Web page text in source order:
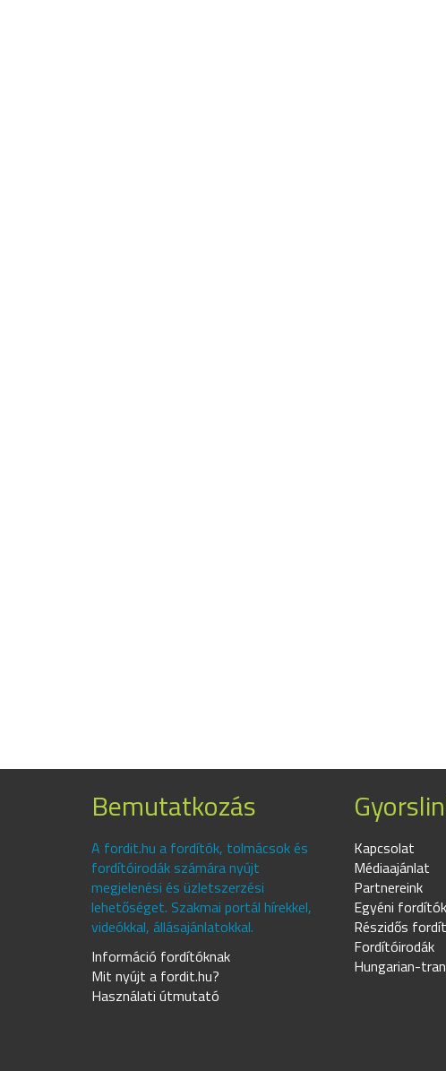
Bemutatkozás
A fordit.hu a fordítók, tolmácsok és
fordítóirodák számára nyújt
megjelenési és üzletszerzési
lehetőséget. Szakmai portál hírekkel,
videókkal, állásajánlatokkal.
Információ fordítóknak
Mit nyújt a fordit.hu?
Használati útmutató
Kapcsolat
Médiaajánlat
Partnereink
Egyéni fordítók
Részidős
Fordítóirodák
Hungarian-